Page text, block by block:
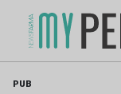
PUB